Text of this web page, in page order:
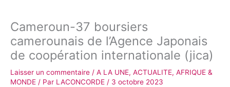
Cameroun-37 boursiers
camerounais de l’Agence Japonais
de coopération internationale (jica)
Laisser un commentaire / A LA UNE, ACTUALITE, AFRIQUE &
MONDE / Par LACONCORDE / 3 octobre 2023